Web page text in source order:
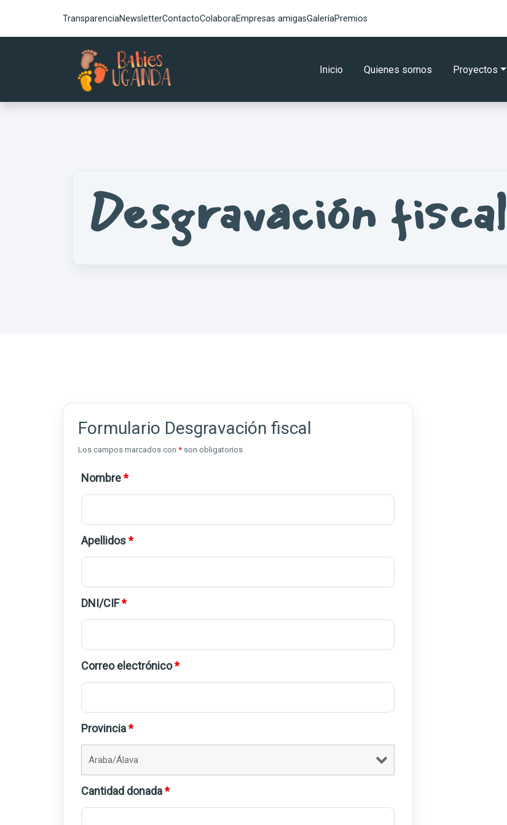
TransparenciaNewsletterContactoColaboraEmpresas amigasGaleríaPremios
Inicio Quienes somos Proyectos
Desgravación fiscal
Formulario Desgravación fiscal
Los campos marcados con * son obligatorios
Nombre*
Apellidos*
DNI/CIF*
Correo electrónico*
Provincia*
Cantidad donada*